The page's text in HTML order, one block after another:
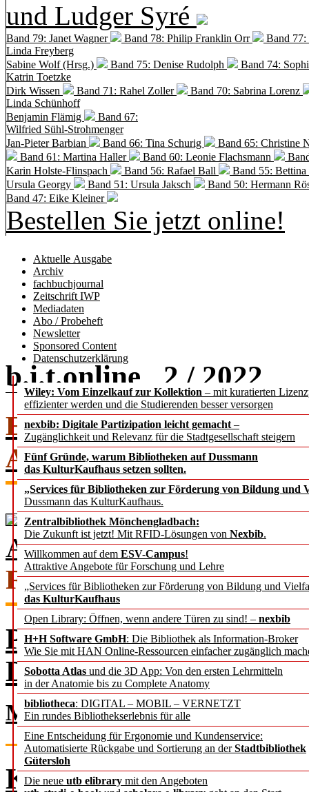
und Ludger Syré
Band 79: Janet Wagner Band 78: Philip Franklin Orr
Band
Linda Freyberg
Sabine Wolf (Hrsg.)
Band 75: Denise Rudolph
Band 74:
Katrin Toetzke
Dirk Wissen
Band 71: Rahel Zoller
Band 70: Sabrina Lorenz
Linda Schünhoff
Benjamin Flämig
Band 67:
Wilfried Sühl-Strohmenger
Jan-Pieter Barbian
Band 66: Tina Schurig
Band 65: Christine
Band 61: Martina Haller
Band 60: Leonie Flachsmann
Karin Holste-Flinspach
Band 56: Rafael Ball
Band 55:
Ursula Georgy
Band 51: Ursula Jaksch Band 50: Hermann
Band 47: Eike Kleiner
Bestellen Sie jetzt online!
Aktuelle Ausgabe
Archiv
fachbuchjournal
Zeitschrift IWP
Mediadaten
Abo / Probeheft
Newsletter
Sponsored Content
Datenschutzerklärung
Wiley: Vom Einzelkauf zur Kollektion – mit kuratierten
effizienter werden und die Studierenden besser versorgen
nexbib: Digitale Partizipation leicht gemacht –
Zugänglichkeit und Relevanz für die Stadtgesellschaft steigern
Fünf Gründe, warum Bibliotheken auf Dussmann
das KulturKaufhaus setzen sollten.
„Services für Bibliotheken zur Förderung von Bildung und
Dussmann das KulturKaufhaus.
Zentralbibliothek Mönchengladbach:
Die Zukunft ist jetzt! Mit RFID-Lösungen von Nexbib.
Willkommen auf dem ESV-Campus!
Attraktive Angebote für Forschung und Lehre
„Services für Bibliotheken zur Förderung von Bildung und
das KulturKaufhaus
Open Library: Öffnen, wenn andere Türen zu sind! – nexbib
H+H Software GmbH: Die Bibliothek als Information-Broker
Wie Sie mit HAN Online-Ressourcen einfacher zugänglich
Sobotta Atlas und die 3D App: Von den ersten Lehrmitteln
in der Anatomie bis zu Complete Anatomy
bibliotheca: DIGITAL – MOBIL – VERNETZT
Ein rundes Bibliothekserlebnis für alle
Eine Entscheidung für Ergonomie und Kundenservice:
Automatisierte Rückgabe und Sortierung an derStadtbibliothek
Gütersloh
Die neue utb elibrary mit den Angeboten
b.i.t.online 2 / 2022
EDITORIALStellv.
Altenhöner
Ausgabe 2 / 2022 als PDF
FACHBEITRÄGE
Paradigmenwechsel
Der Schritt von NEBIS
Markus Joachim, Sebastian
Kleine